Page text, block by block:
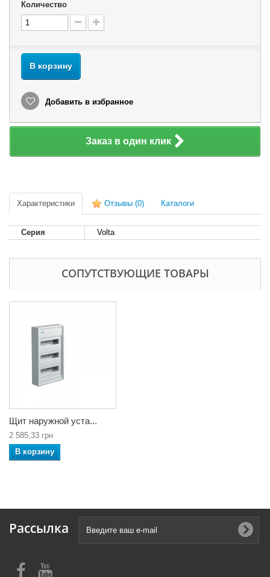
Количество
В корзину
Добавить в избранное
Заказ в один клик
Характеристики Отзывы (0) Каталоги
Серия Volta
СОПУТСТВУЮЩИЕ ТОВАРЫ
Щит наружной уста...
2 585,33 грн
В корзину
Рассылка